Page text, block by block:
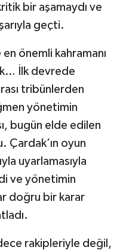
bir aşamaydı ve
geçti.
önemli kahramanı
İlk devrede
tribünlerden
yönetimin
bugün elde edilen
Çardak’ın oyun
uyarlamasıyla
ve yönetimin
doğru bir karar
rakipleriyle değil,